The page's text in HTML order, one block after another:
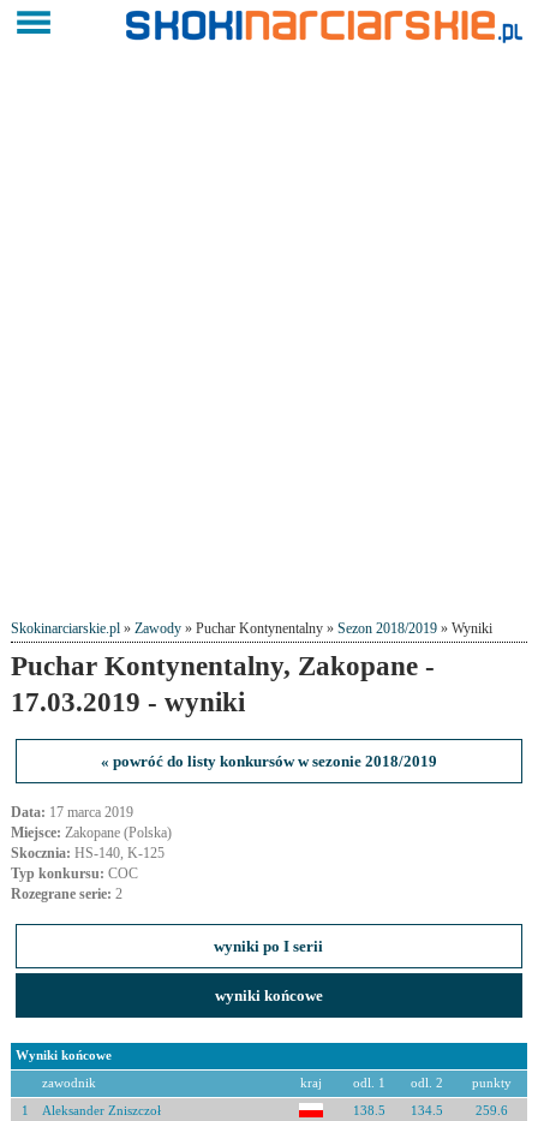
Skokinarciarskie.pl» Zawody» Puchar Kontynentalny » Sezon 2018/2019» Wyniki
Puchar Kontynentalny, Zakopane -
17.03.2019 - wyniki
« powróć do listy konkursów w sezonie 2018/2019
Data: 17 marca 2019
Miejsce: Zakopane (Polska)
Skocznia: HS-140, K-125
Typ konkursu: COC
Rozegrane serie: 2
wyniki po I serii
wyniki końcowe
Wyniki końcowe
zawodnik kraj odl. 1 odl. 2 punkty
1 Aleksander Zniszczoł 138.5 134.5 259.6